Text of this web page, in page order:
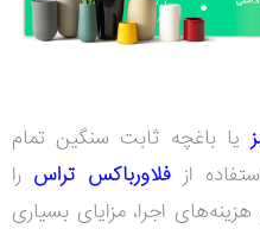
یا باغچه ثابت سنگین تمام
ازفلاورباکس تراس را
اجرا، مزایای بسیاری